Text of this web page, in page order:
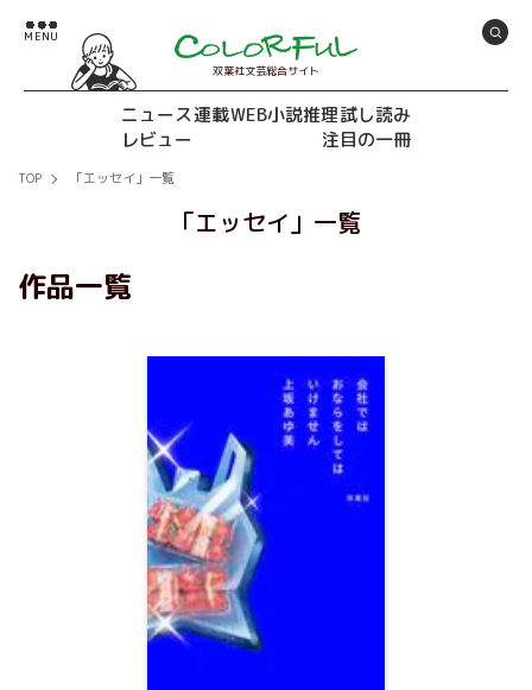
双葉社文芸総合サイト
ニュース連載WEB小説推理試し読み
レビュー
注目の一冊
TOP 「エッセイ」一覧
「エッセイ」一覧
作品一覧